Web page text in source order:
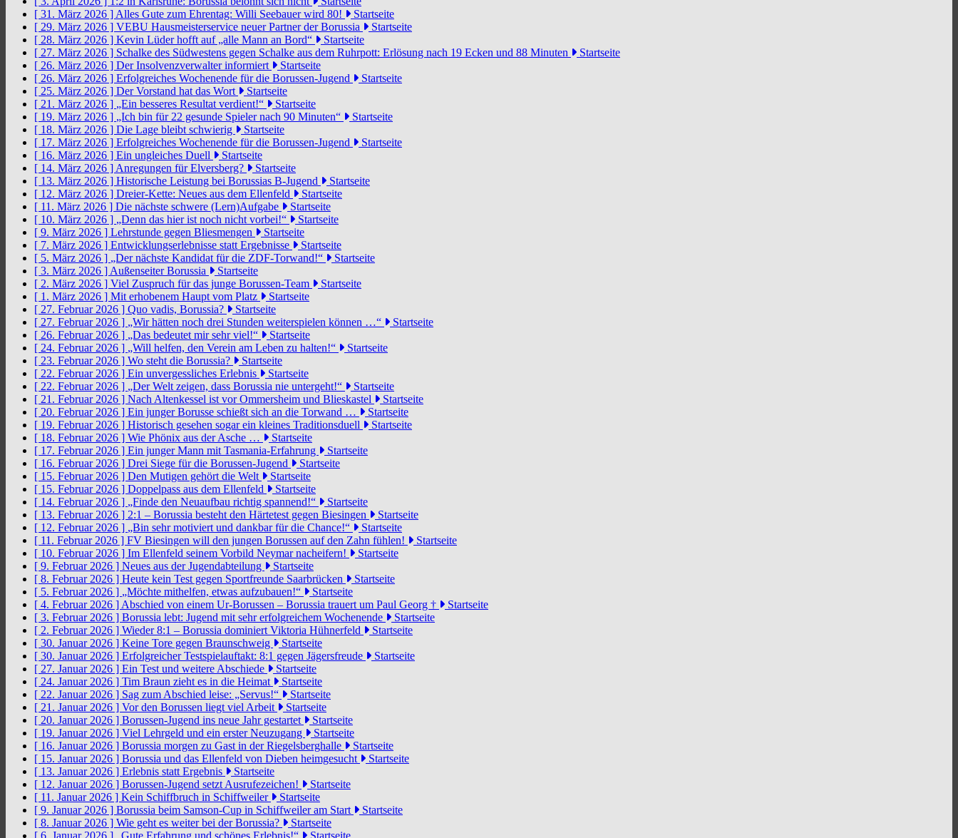
[ 31. März 2026 ] Alles Gute zum Ehrentag: Willi Seebauer wird 80!
Startseite
[ 29. März 2026 ] VEBU Hausmeisterservice neuer Partner der Borussia
Startseite
[ 28. März 2026 ] Kevin Lüder hofft auf „alle Mann an Bord“
Startseite
[ 27. März 2026 ] Schalke des Südwestens gegen Schalke aus dem Ruhrpott: Erlösung nach 19 Ecken und 88 Minuten
Startseite
[ 26. März 2026 ] Der Insolvenzverwalter informiert
Startseite
[ 26. März 2026 ] Erfolgreiches Wochenende für die Borussen-Jugend
Startseite
[ 25. März 2026 ] Der Vorstand hat das Wort
Startseite
[ 21. März 2026 ] „Ein besseres Resultat verdient!“
Startseite
[ 19. März 2026 ] „Ich bin für 22 gesunde Spieler nach 90 Minuten“
Startseite
[ 18. März 2026 ] Die Lage bleibt schwierig
Startseite
[ 17. März 2026 ] Erfolgreiches Wochenende für die Borussen-Jugend
Startseite
[ 16. März 2026 ] Ein ungleiches Duell
Startseite
[ 14. März 2026 ] Anregungen für Elversberg?
Startseite
[ 13. März 2026 ] Historische Leistung bei Borussias B-Jugend
Startseite
[ 12. März 2026 ] Dreier-Kette: Neues aus dem Ellenfeld
Startseite
[ 11. März 2026 ] Die nächste schwere (Lern)Aufgabe
Startseite
[ 10. März 2026 ] „Denn das hier ist noch nicht vorbei!“
Startseite
[ 9. März 2026 ] Lehrstunde gegen Bliesmengen
Startseite
[ 7. März 2026 ] Entwicklungserlebnisse statt Ergebnisse
Startseite
[ 5. März 2026 ] „Der nächste Kandidat für die ZDF-Torwand!“
Startseite
[ 3. März 2026 ] Außenseiter Borussia
Startseite
[ 2. März 2026 ] Viel Zuspruch für das junge Borussen-Team
Startseite
[ 1. März 2026 ] Mit erhobenem Haupt vom Platz
Startseite
[ 27. Februar 2026 ] Quo vadis, Borussia?
Startseite
[ 27. Februar 2026 ] „Wir hätten noch drei Stunden weiterspielen können …“
Startseite
[ 26. Februar 2026 ] „Das bedeutet mir sehr viel!“
Startseite
[ 24. Februar 2026 ] „Will helfen, den Verein am Leben zu halten!“
Startseite
[ 23. Februar 2026 ] Wo steht die Borussia?
Startseite
[ 22. Februar 2026 ] Ein unvergessliches Erlebnis
Startseite
[ 22. Februar 2026 ] „Der Welt zeigen, dass Borussia nie untergeht!“
Startseite
[ 21. Februar 2026 ] Nach Altenkessel ist vor Ommersheim und Blieskastel
Startseite
[ 20. Februar 2026 ] Ein junger Borusse schießt sich an die Torwand …
Startseite
[ 19. Februar 2026 ] Historisch gesehen sogar ein kleines Traditionsduell
Startseite
[ 18. Februar 2026 ] Wie Phönix aus der Asche …
Startseite
[ 17. Februar 2026 ] Ein junger Mann mit Tasmania-Erfahrung
Startseite
[ 16. Februar 2026 ] Drei Siege für die Borussen-Jugend
Startseite
[ 15. Februar 2026 ] Den Mutigen gehört die Welt
Startseite
[ 15. Februar 2026 ] Doppelpass aus dem Ellenfeld
Startseite
[ 14. Februar 2026 ] „Finde den Neuaufbau richtig spannend!“
Startseite
[ 13. Februar 2026 ] 2:1 – Borussia besteht den Härtetest gegen Biesingen
Startseite
[ 12. Februar 2026 ] „Bin sehr motiviert und dankbar für die Chance!“
Startseite
[ 11. Februar 2026 ] FV Biesingen will den jungen Borussen auf den Zahn fühlen!
Startseite
[ 10. Februar 2026 ] Im Ellenfeld seinem Vorbild Neymar nacheifern!
Startseite
[ 9. Februar 2026 ] Neues aus der Jugendabteilung
Startseite
[ 8. Februar 2026 ] Heute kein Test gegen Sportfreunde Saarbrücken
Startseite
[ 5. Februar 2026 ] „Möchte mithelfen, etwas aufzubauen!“
Startseite
[ 4. Februar 2026 ] Abschied von einem Ur-Borussen – Borussia trauert um Paul Georg †
Startseite
[ 3. Februar 2026 ] Borussia lebt: Jugend mit sehr erfolgreichem Wochenende
Startseite
[ 2. Februar 2026 ] Wieder 8:1 – Borussia dominiert Viktoria Hühnerfeld
Startseite
[ 30. Januar 2026 ] Keine Tore gegen Braunschweig
Startseite
[ 30. Januar 2026 ] Erfolgreicher Testspielauftakt: 8:1 gegen Jägersfreude
Startseite
[ 27. Januar 2026 ] Ein Test und weitere Abschiede
Startseite
[ 24. Januar 2026 ] Tim Braun zieht es in die Heimat
Startseite
[ 22. Januar 2026 ] Sag zum Abschied leise: „Servus!“
Startseite
[ 21. Januar 2026 ] Vor den Borussen liegt viel Arbeit
Startseite
[ 20. Januar 2026 ] Borussen-Jugend ins neue Jahr gestartet
Startseite
[ 19. Januar 2026 ] Viel Lehrgeld und ein erster Neuzugang
Startseite
[ 16. Januar 2026 ] Borussia morgen zu Gast in der Riegelsberghalle
Startseite
[ 15. Januar 2026 ] Borussia und das Ellenfeld von Dieben heimgesucht
Startseite
[ 13. Januar 2026 ] Erlebnis statt Ergebnis
Startseite
[ 12. Januar 2026 ] Borussen-Jugend setzt Ausrufezeichen!
Startseite
[ 11. Januar 2026 ] Kein Schiffbruch in Schiffweiler
Startseite
[ 9. Januar 2026 ] Borussia beim Samson-Cup in Schiffweiler am Start
Startseite
[ 8. Januar 2026 ] Wie geht es weiter bei der Borussia?
Startseite
[ 6. Januar 2026 ]
„Gute Erfahrung und schönes Erlebnis!“ Startseite